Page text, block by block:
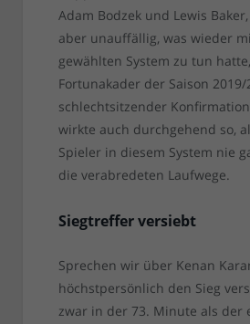
Adam Bodzek und Lewis
aber unauffällig, was wieder
gewählten System zu tun
Fortunakader der Saison
schlechtsitzender
wirkte auch durchgehend so,
Spieler in diesem System nie
die verabredeten Laufwege.
Siegtreffer versiebt
Sprechen wir über Kenan
höchstpersönlich den Sieg
zwar in der 73. Minute als der